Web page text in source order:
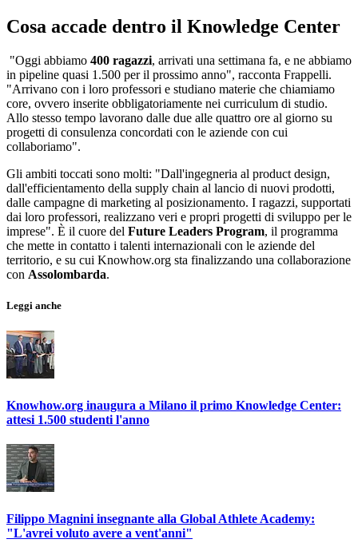
Cosa accade dentro il Knowledge Center
"Oggi abbiamo 400 ragazzi, arrivati una settimana fa, e ne abbiamo
in pipeline quasi 1.500 per il prossimo anno", racconta Frappelli.
"Arrivano con i loro professori e studiano materie che chiamiamo
core, ovvero inserite obbligatoriamente nei curriculum di studio.
Allo stesso tempo lavorano dalle due alle quattro ore al giorno su
progetti di consulenza concordati con le aziende con cui
collaboriamo".
Gli ambiti toccati sono molti: "Dall'ingegneria al product design,
dall'efficientamento della supply chain al lancio di nuovi prodotti,
dalle campagne di marketing al posizionamento. I ragazzi, supportati
dai loro professori, realizzano veri e propri progetti di sviluppo per le
imprese". È il cuore del Future Leaders Program, il programma
che mette in contatto i talenti internazionali con le aziende del
territorio, e su cui Knowhow.org sta finalizzando una collaborazione
con Assolombarda.
Leggi anche
Knowhow.org inaugura a Milano il primo Knowledge Center:
attesi 1.500 studenti l'anno
Filippo Magnini insegnante alla Global Athlete Academy:
"L'avrei voluto avere a vent'anni"